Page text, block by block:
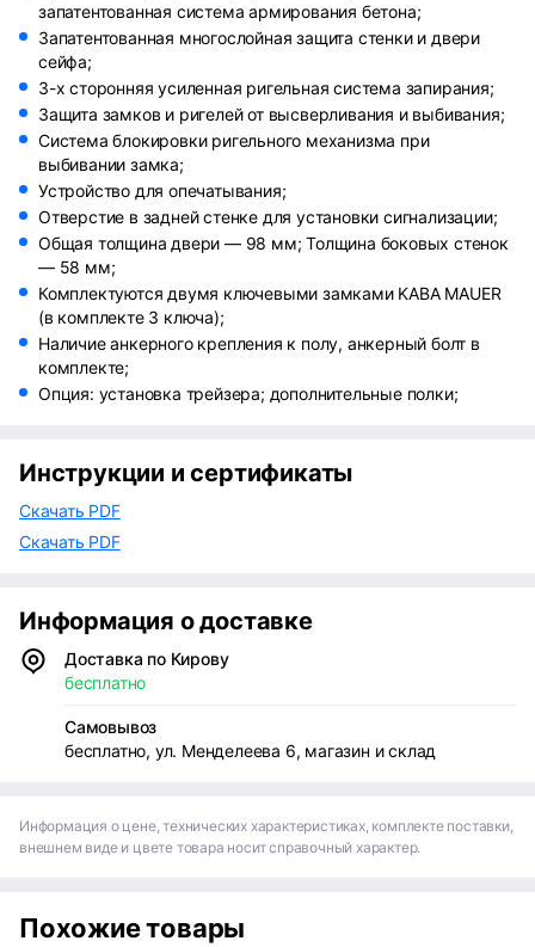
запатентованная система армирования бетона;
Запатентованная многослойная защита стенки и двери
сейфа;
3-х сторонняя усиленная ригельная система запирания;
Защита замков и ригелей от высверливания и выбивания;
Система блокировки ригельного механизма при
выбивании замка;
Устройство для опечатывания;
Отверстие в задней стенке для установки сигнализации;
Общая толщина двери — 98 мм; Толщина боковых стенок
— 58 мм;
Комплектуются двумя ключевыми замками KABA MAUER
(в комплекте 3 ключа);
Наличие анкерного крепления к полу, анкерный болт в
комплекте;
Опция: установка трейзера; дополнительные полки;
Инструкции и сертификаты
Скачать PDF
Скачать PDF
Информация о доставке
Доставка по Кирову
бесплатно
Самовывоз
бесплатно, ул. Менделеева 6, магазин и склад
Информация о цене, технических характеристиках, комплекте поставки,
внешнем виде и цвете товара носит справочный характер.
Похожие товары